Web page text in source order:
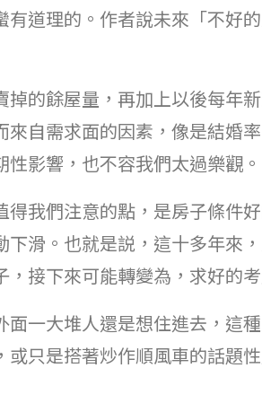
有道理的。作者說未來「不好
掉的餘屋量，再加上以後每年
來自需求面的因素，像是結婚
影響，也不容我們太過樂觀。
得我們注意的點，是房子條件
下滑。也就是説，這十多年來
接下來可能轉變為，求好的
一大堆人還是想住進去，這
或只是搭著炒作順風車的話題